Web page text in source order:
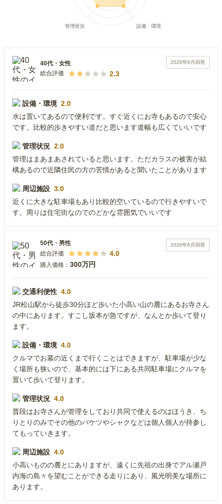
2020年6月 回答
40代 ・ 女性
総合評価
2.3
設備・環境 2.0
水は置いてあるので便利です。すぐ近くにお寺もあるので安心
です。比較的歩きやすい道だと思います道幅も広くていいです
管理状況 2.0
管理はまあまあされていると思います。ただカラスの被害が結
構あるので近隣住民の方の苦情があると聞いたことがあります
周辺施設 3.0
近くに大きな駐車場もあり比較的空いているので行きやすいで
す。周りは住宅街なのでのどかな雰囲気でいいです
2020年6月 回答
50代 ・ 男性
総合評価
4.0
購入価格： 300万円
交通利便性 4.0
JR松山駅から徒歩30分ほど歩いた小高い山の麓にあるお寺さん
の中にあります。すこし坂本が急ですが、なんとか歩いて登り
ます。
設備・環境 4.0
クルマでお墓の近くまで行くことはできますが、駐車場が少な
く場所も狭いので、基本的には下にある共同駐車場にクルマを
置いて歩いて登ります。
管理状況 4.0
普段はお寺さんが管理をしており共同で使えるのはほうき、ち
りとりのみでその他のバケツやシャクなどは個人個人が持参し
てもっていきます。
周辺施設 4.0
小高いものの麓とにありますが、遠くに先祖の出身でアル瀬戸
内海の島々を望むことができる走りにあり、風光明美な場所に
あります。